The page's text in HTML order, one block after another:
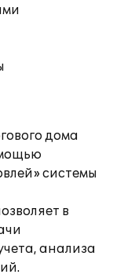
дома
системы
в
анализа